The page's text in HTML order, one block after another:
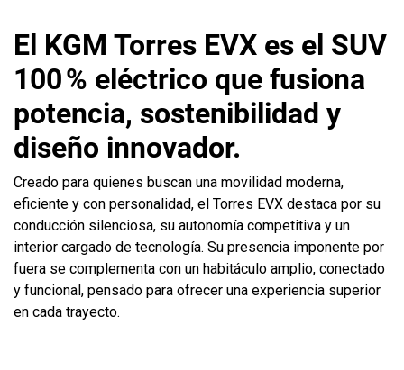
El KGM Torres EVX es el SUV
100 % eléctrico que fusiona
potencia, sostenibilidad y
diseño innovador.
Creado para quienes buscan una movilidad moderna,
eficiente y con personalidad, el Torres EVX destaca por su
conducción silenciosa, su autonomía competitiva y un
interior cargado de tecnología. Su presencia imponente por
fuera se complementa con un habitáculo amplio, conectado
y funcional, pensado para ofrecer una experiencia superior
en cada trayecto.